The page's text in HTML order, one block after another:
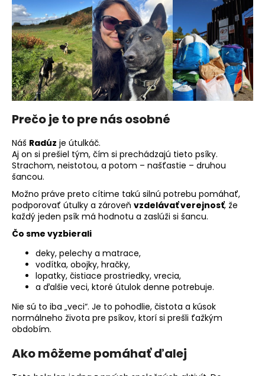
Prečo je to pre nás osobné
Náš Radúz je útulkáč.
Aj on si prešiel tým, čím si prechádzajú tieto psíky.
Strachom, neistotou, a potom – našťastie – druhou
šancou.
Možno práve preto cítime takú silnú potrebu pomáhať,
podporovať útulky a zároveň vzdelávať verejnosť, že
každý jeden psík má hodnotu a zaslúži si šancu.
Čo sme vyzbierali
deky, pelechy a matrace,
vodítka, obojky, hračky,
lopatky, čistiace prostriedky, vrecia,
a ďalšie veci, ktoré útulok denne potrebuje.
Nie sú to iba „veci“. Je to pohodlie, čistota a kúsok
normálneho života pre psíkov, ktorí si prešli ťažkým
obdobím.
Ako môžeme pomáhať ďalej